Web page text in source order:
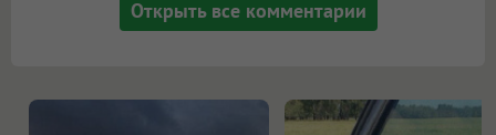
Открыть все комментарии